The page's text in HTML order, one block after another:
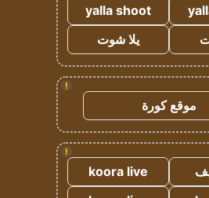
yalla shoot
يلا شوت
!
موقع كورة
!
koora live